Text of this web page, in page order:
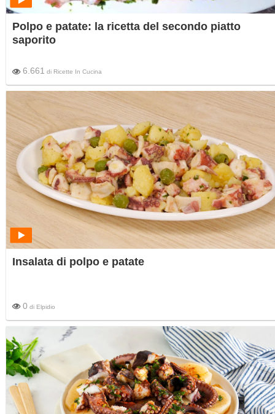
Polpo e patate: la ricetta del secondo piatto
saporito
6.661 di Ricette In Cucina
Insalata di polpo e patate
0 di Elpidio